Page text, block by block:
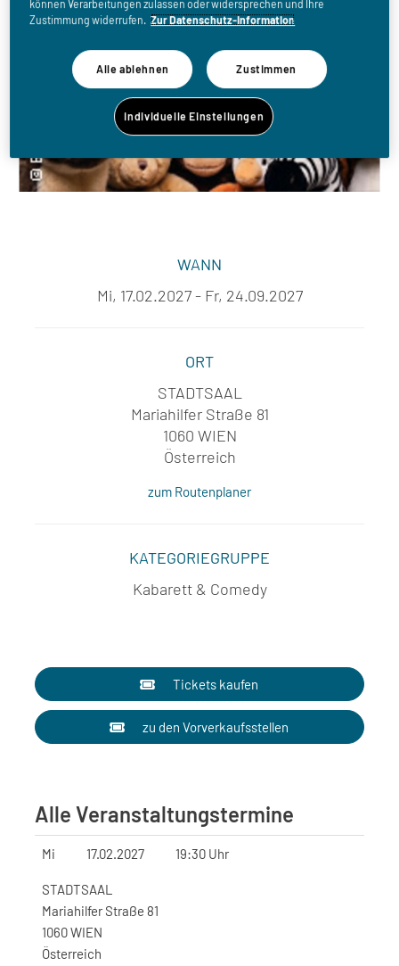
WANN
Mi, 17.02.2027 - Fr, 24.09.2027
ORT
STADTSAAL
Mariahilfer Straße 81
1060 WIEN
Österreich
zum Routenplaner
KATEGORIEGRUPPE
Kabarett & Comedy
Tickets kaufen
zu den Vorverkaufsstellen
Alle Veranstaltungstermine
Mi 17.02.2027 19:30 Uhr
STADTSAAL
Mariahilfer Straße 81
1060 WIEN
Österreich
können Verarbeitungen zulassen oder widersprechen und Ihre
Zustimmung widerrufen. Zur Datenschutz-Information
Alle ablehnen Zustimmen
Individuelle Einstellungen